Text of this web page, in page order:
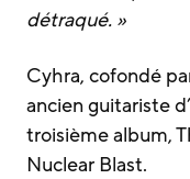
détraqué. »
Cyhra, cofondé
ancien guitariste d’
troisième album,
Nuclear Blast.